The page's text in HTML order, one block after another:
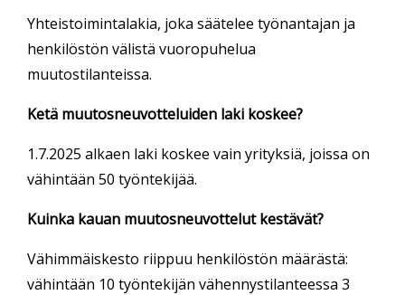
Yhteistoimintalakia, joka säätelee työnantajan ja
henkilöstön välistä vuoropuhelua
muutostilanteissa.
Ketä muutosneuvotteluiden laki koskee?
1.7.2025 alkaen laki koskee vain yrityksiä, joissa on
vähintään 50 työntekijää.
Kuinka kauan muutosneuvottelut kestävät?
Vähimmäiskesto riippuu henkilöstön määrästä:
vähintään 10 työntekijän vähennystilanteessa 3